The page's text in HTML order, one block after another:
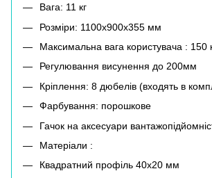
Вага: 11 кг
Розміри: 1100x900x355 мм
Максимальна вага користувача : 150
Регулювання висунення до 200мм
Кріплення: 8 дюбелів (входять в
Фарбування: порошкове
Гачок на аксесуари
Матеріали :
Квадратний профіль 40х20 мм